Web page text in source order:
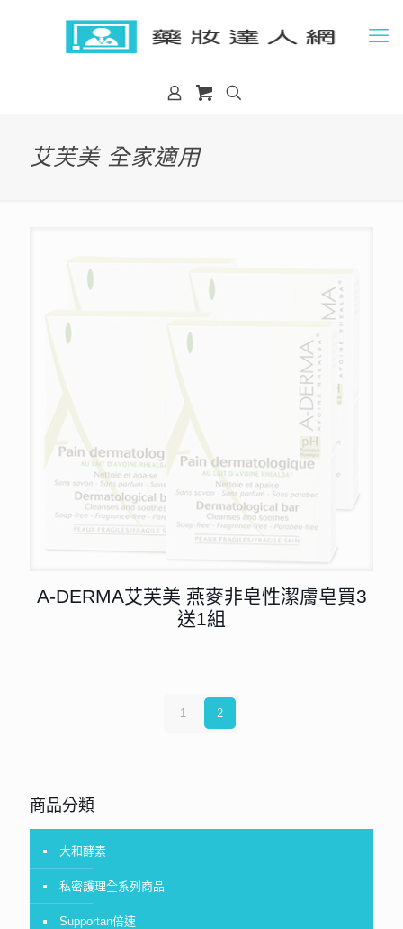
艾芙美 全家適用
A-DERMA艾芙美 燕麥非皂性潔膚皂買3
送1組
1 2
商品分類
大和酵素
私密護理全系列商品
Supportan倍速